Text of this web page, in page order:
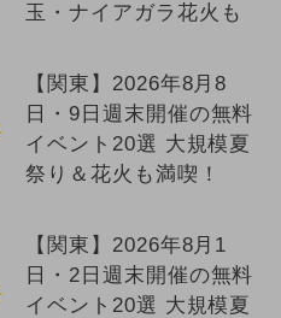
玉・ナイアガラ花火も
【関東】2026年8月8
日・9日週末開催の無料
イベント20選 大規模夏
祭り＆花火も満喫！
【関東】2026年8月1
日・2日週末開催の無料
イベント20選 大規模夏